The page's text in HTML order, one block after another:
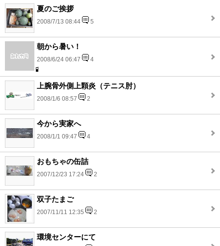
夏のご挨拶
2008/7/13 08:44 5
朝から暑い！
2008/6/24 06:47 4
上腕骨外側上顆炎（テニス肘）
2008/1/6 08:57 2
今から実家へ
2008/1/1 09:47 4
おもちゃの缶詰
2007/12/23 17:24 2
双子たまご
2007/11/11 12:35 2
環境センターにて